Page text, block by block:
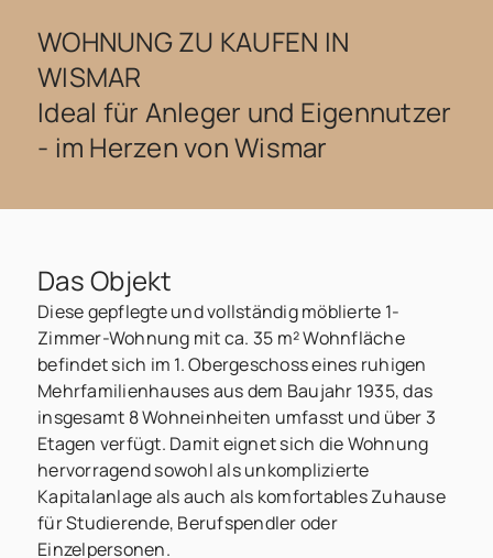
WOHNUNG ZU KAUFEN IN
WISMAR
Ideal für Anleger und Eigennutzer
- im Herzen von Wismar
Das Objekt
Diese gepflegte und vollständig möblierte 1-
Zimmer-Wohnung mit ca. 35 m² Wohnfläche
befindet sich im 1. Obergeschoss eines ruhigen
Mehrfamilienhauses aus dem Baujahr 1935, das
insgesamt 8 Wohneinheiten umfasst und über 3
Etagen verfügt. Damit eignet sich die Wohnung
hervorragend sowohl als unkomplizierte
Kapitalanlage als auch als komfortables Zuhause
für Studierende, Berufspendler oder
Einzelpersonen.